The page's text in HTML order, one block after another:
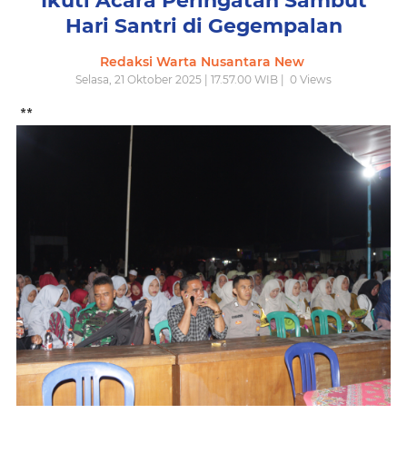
Hari Santri di Gegempalan
Redaksi Warta Nusantara New
Selasa, 21 Oktober 2025 | 17.57.00 WIB | 0 Views
**